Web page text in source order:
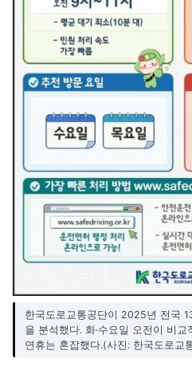
한국도로교통공단이 2025년 전국
을 분석했다. 화·수요일 오전이 비
연휴는 혼잡했다.(사진: 한국도로교